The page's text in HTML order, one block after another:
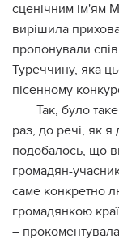
сценічним ім'ям
вирішила
пропонували
Туреччину, яка
пісенному
Так, було
раз, до речі, як
подобалось, що
громадян-
саме конкретно
громадянкою
–